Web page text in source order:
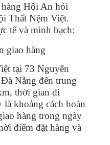
Hội An hỏi
Thất Nệm Việt.
tế và minh bạch:
giao hàng
tại 73 Nguyễn
Nẵng đến trung
thời gian di
khoảng cách hoàn
hàng trong ngày
điểm đặt hàng và